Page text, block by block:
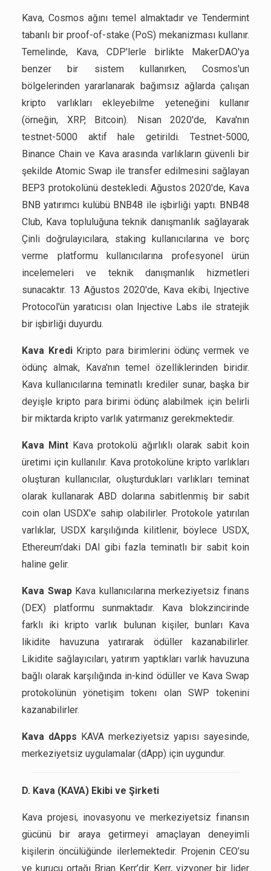
Kava, Cosmos ağını temel almaktadır ve Tendermint
tabanlı bir proof-of-stake (PoS) mekanizması kullanır.
Temelinde, Kava, CDP'lerle birlikte MakerDAO'ya
benzer bir sistem kullanırken, Cosmos'un
bölgelerinden yararlanarak bağımsız ağlarda çalışan
kripto varlıkları ekleyebilme yeteneğini kullanır
(örneğin, XRP, Bitcoin). Nisan 2020'de, Kava'nın
testnet-5000 aktif hale getirildi. Testnet-5000,
Binance Chain ve Kava arasında varlıkların güvenli bir
şekilde Atomic Swap ile transfer edilmesini sağlayan
BEP3 protokolünü destekledi. Ağustos 2020'de, Kava
BNB yatırımcı kulübü BNB48 ile işbirliği yaptı. BNB48
Club, Kava topluluğuna teknik danışmanlık sağlayarak
Çinli doğrulayıcılara, staking kullanıcılarına ve borç
verme platformu kullanıcılarına profesyonel ürün
incelemeleri ve teknik danışmanlık hizmetleri
sunacaktır. 13 Ağustos 2020'de, Kava ekibi, Injective
Protocol'ün yaratıcısı olan Injective Labs ile stratejik
bir işbirliği duyurdu.
Kava KrediKripto para birimlerini ödünç vermek ve
ödünç almak, Kava'nın temel özelliklerinden biridir.
Kava kullanıcılarına teminatlı krediler sunar, başka bir
deyişle kripto para birimi ödünç alabilmek için belirli
bir miktarda kripto varlık yatırmanız gerekmektedir.
Kava Mint Kava protokolü ağırlıklı olarak sabit koin
üretimi için kullanılır. Kava protokolüne kripto varlıkları
oluşturan kullanıcılar, oluşturdukları varlıkları teminat
olarak kullanarak ABD dolarına sabitlenmiş bir sabit
coin olan USDX'e sahip olabilirler. Protokole yatırılan
varlıklar, USDX karşılığında kilitlenir, böylece USDX,
Ethereum'daki DAI gibi fazla teminatlı bir sabit koin
haline gelir.
Kava SwapKava kullanıcılarına merkeziyetsiz finans
(DEX) platformu sunmaktadır. Kava blokzincirinde
farklı iki kripto varlık bulunan kişiler, bunları Kava
likidite havuzuna yatırarak ödüller kazanabilirler.
Likidite sağlayıcıları, yatırım yaptıkları varlık havuzuna
bağlı olarak karşılığında in-kind ödüller ve Kava Swap
protokolünün yönetişim tokenı olan SWP tokenini
kazanabilirler.
Kava dApps KAVA merkeziyetsiz yapısı sayesinde,
merkeziyetsiz uygulamalar (dApp) için uygundur.
D. Kava (KAVA) Ekibi ve Şirketi
Kava projesi, inovasyonu ve merkeziyetsiz finansın
gücünü bir araya getirmeyi amaçlayan deneyimli
kişilerin öncülüğünde ilerlemektedir. Projenin CEO’su
ve kurucu ortağı Brian Kerr’dir. Kerr, vizyoner bir lider